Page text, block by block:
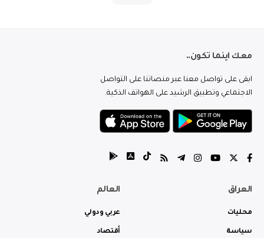
معك اينما تكون..
ابقى على تواصل معنا عبر منصاتنا على التواصل
الاجتماعي وتطبيق الرشيد على الهواتف الذكية.
العراق
محليات
سياسة
العالم
عربي ودولي
أقتصاد